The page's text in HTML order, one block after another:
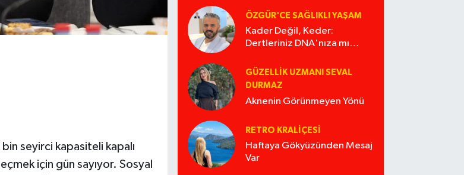
bin seyirci kapasiteli kapalı
için gün sayıyor. Sosyal
ÖZGÜR'CE SAĞLIKLI YAŞAM
Kader Değil, Keder:
Dertleriniz DNA'nıza mı
GÜZELLIK UZMANI SEVAL
DURMAZ
Aknenin Görünmeyen Yönü
RETRO KRALIÇESI
Haftaya Gökyüzünden Mesaj
Var